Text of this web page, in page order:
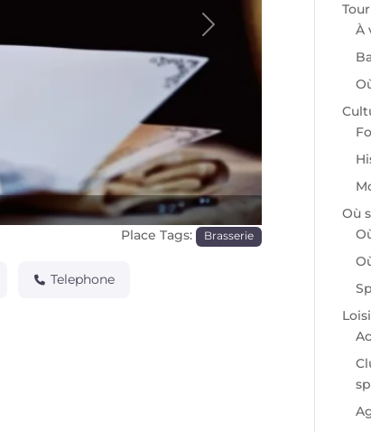
Prochaine
Place Tags: Brasserie
Telephone
À
Où